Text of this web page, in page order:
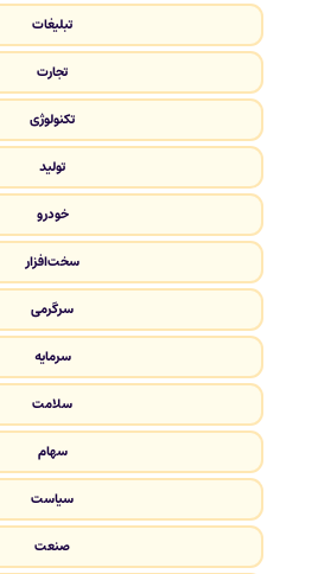
تبلیغات
تجارت
تکنولوژی
تولید
خودرو
سخت‌افزار
سرگرمی
سرمایه
سلامت
سهام
سیاست
صنعت